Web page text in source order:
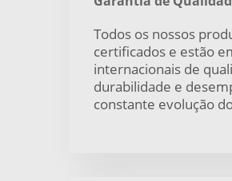
Todos os nossos
certificados e estão
internacionais de
durabilidade e
constante evolução